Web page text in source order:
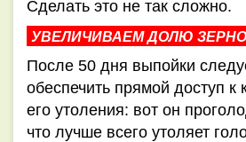
Сделать это не так сложно.
УВЕЛИЧИВАЕМ ДОЛЮ
После 50 дня выпойки
обеспечить прямой доступ
его утоления: вот он
что лучше всего утоляет